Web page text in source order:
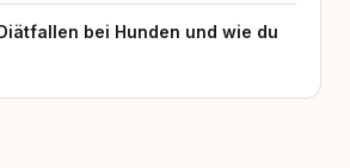
bei Hunden und wie du